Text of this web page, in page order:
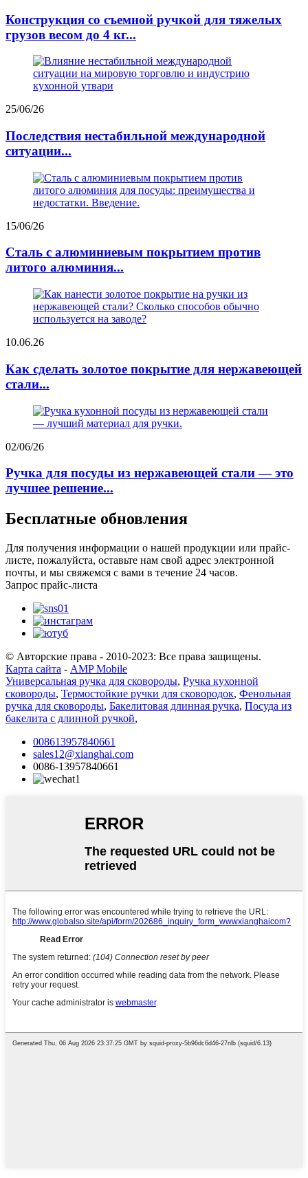
Конструкция со съемной ручкой для тяжелых
грузов весом до 4 кг...
25/06/26
Последствия нестабильной международной
ситуации...
15/06/26
Сталь с алюминиевым покрытием против
литого алюминия...
10.06.26
Как сделать золотое покрытие для нержавеющей
стали...
02/06/26
Ручка для посуды из нержавеющей стали — это
лучшее решение...
Бесплатные обновления
Для получения информации о нашей продукции или прайс-
листе, пожалуйста, оставьте нам свой адрес электронной
почты, и мы свяжемся с вами в течение 24 часов.
Запрос прайс-листа
© Авторские права - 2010-2023: Все права защищены.
Карта сайта - AMP Mobile
Универсальная ручка для сковороды, Ручка кухонной
сковороды, Термостойкие ручки для сковородок, Фенольная
ручка для сковороды, Бакелитовая длинная ручка, Посуда из
бакелита с длинной ручкой,
008613957840661
sales12@xianghai.com
0086-13957840661